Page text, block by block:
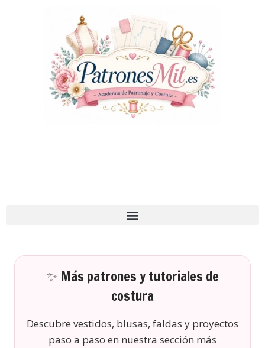
✨ Más patrones y tutoriales de
costura
Descubre vestidos, blusas, faldas y proyectos
paso a paso en nuestra sección más